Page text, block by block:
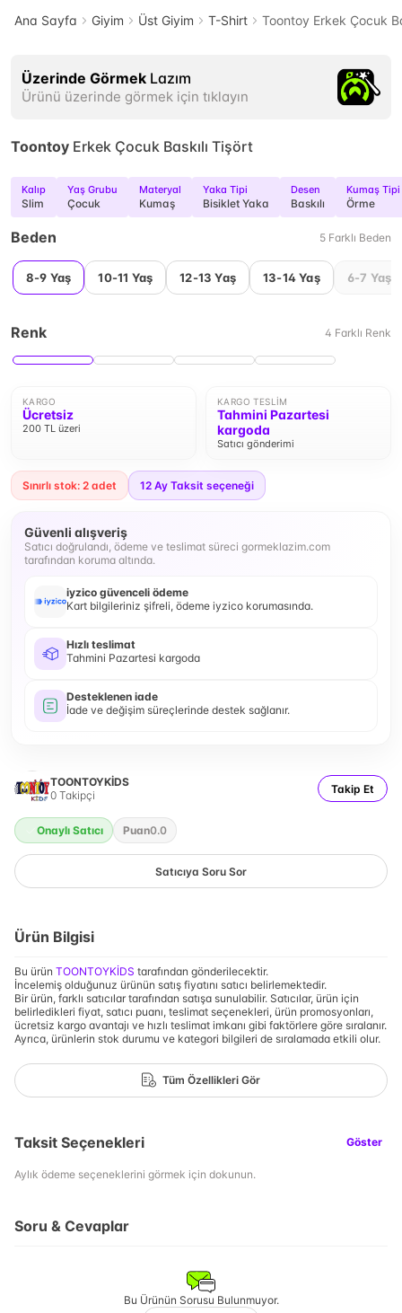
Ana Sayfa Giyim Üst Giyim T-Shirt Toontoy Erkek Çocuk
Üzerinde Görmek Lazım
Ürünü üzerinde görmek için tıklayın
Toontoy Erkek Çocuk Baskılı Tişört
Kalıp
Slim
Yaş Grubu
Çocuk
Materyal
Kumaş
Yaka Tipi
Bisiklet Yaka
Desen
Baskılı
Kumaş Tipi
Örme
Beden 5 Farklı Beden
8-9 Yaş 10-11 Yaş 12-13 Yaş 13-14 Yaş 6-7 Yaş
Renk 4 Farklı Renk
KARGO
Ücretsiz
200 TL üzeri
KARGO TESLIM
Tahmini Pazartesi
kargoda
Satıcı gönderimi
Sınırlı stok: 2 adet 12 Ay Taksit seçeneği
Güvenli alışveriş
Satıcı doğrulandı, ödeme ve teslimat süreci gormeklazim.com
tarafından koruma altında.
iyzico güvenceli ödeme
Kart bilgileriniz şifreli, ödeme iyzico korumasında.
Hızlı teslimat
Tahmini Pazartesi kargoda
Desteklenen iade
İade ve değişim süreçlerinde destek sağlanır.
TOONTOYKİDS
0 Takipçi Takip Et
Onaylı Satıcı Puan0.0
Satıcıya Soru Sor
Ürün Bilgisi
Bu ürün TOONTOYKİDS tarafından gönderilecektir.
İncelemiş olduğunuz ürünün satış fiyatını satıcı belirlemektedir.
Bir ürün, farklı satıcılar tarafından satışa sunulabilir. Satıcılar, ürün için
belirledikleri fiyat, satıcı puanı, teslimat seçenekleri, ürün promosyonları,
ücretsiz kargo avantajı ve hızlı teslimat imkanı gibi faktörlere göre sıralanır.
Ayrıca, ürünlerin stok durumu ve kategori bilgileri de sıralamada etkili olur.
Tüm Özellikleri Gör
Taksit Seçenekleri Göster
Aylık ödeme seçeneklerini görmek için dokunun.
Soru & Cevaplar
Bu Ürünün Sorusu Bulunmuyor.